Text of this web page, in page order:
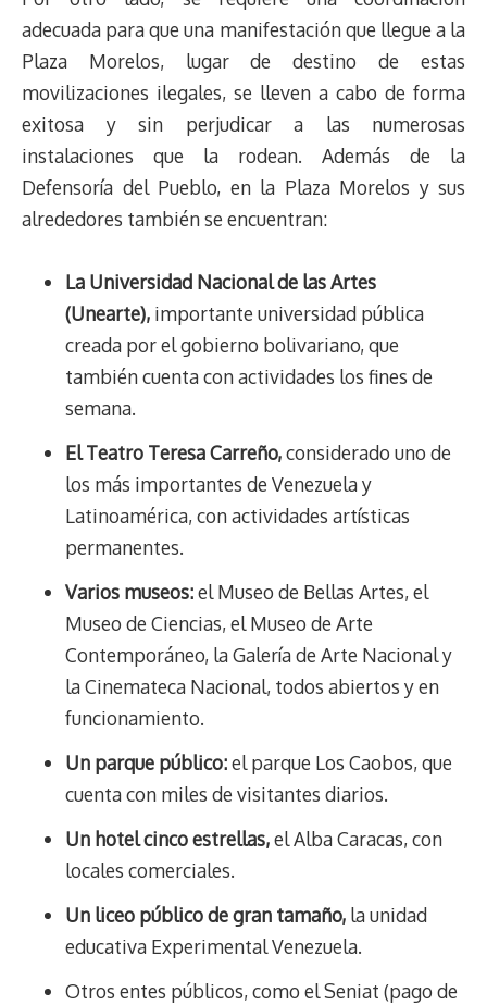
adecuada para que una manifestación que llegue a la
Plaza Morelos, lugar de destino de estas
movilizaciones ilegales, se lleven a cabo de forma
exitosa y sin perjudicar a las numerosas
instalaciones que la rodean. Además de la
Defensoría del Pueblo, en la Plaza Morelos y sus
alrededores también se encuentran:
La Universidad Nacional de las Artes
(Unearte), importante universidad pública
creada por el gobierno bolivariano, que
también cuenta con actividades los fines de
semana.
El Teatro Teresa Carreño,considerado uno de
los más importantes de Venezuela y
Latinoamérica, con actividades artísticas
permanentes.
Varios museos:el Museo de Bellas Artes, el
Museo de Ciencias, el Museo de Arte
Contemporáneo, la Galería de Arte Nacional y
la Cinemateca Nacional, todos abiertos y en
funcionamiento.
Un parque público:el parque Los Caobos, que
cuenta con miles de visitantes diarios.
Un hotel cinco estrellas,el Alba Caracas, con
locales comerciales.
Un liceo público de gran tamaño, la unidad
educativa Experimental Venezuela.
Otros entes públicos, como el Seniat (pago de